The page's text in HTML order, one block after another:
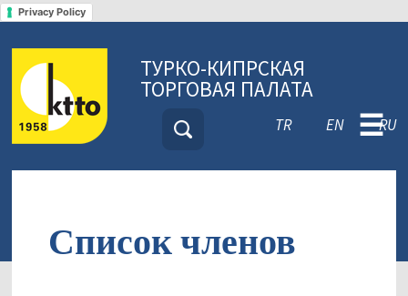
Privacy Policy
ТУРКО-КИПРСКАЯ
ТОРГОВАЯ ПАЛАТА
TR EN RU
☰
Список членов